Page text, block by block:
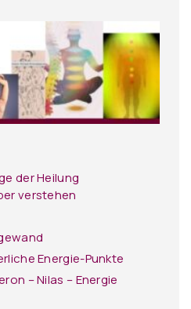
der Heilung
verstehen
Energie-Punkte
– Nilas – Energie